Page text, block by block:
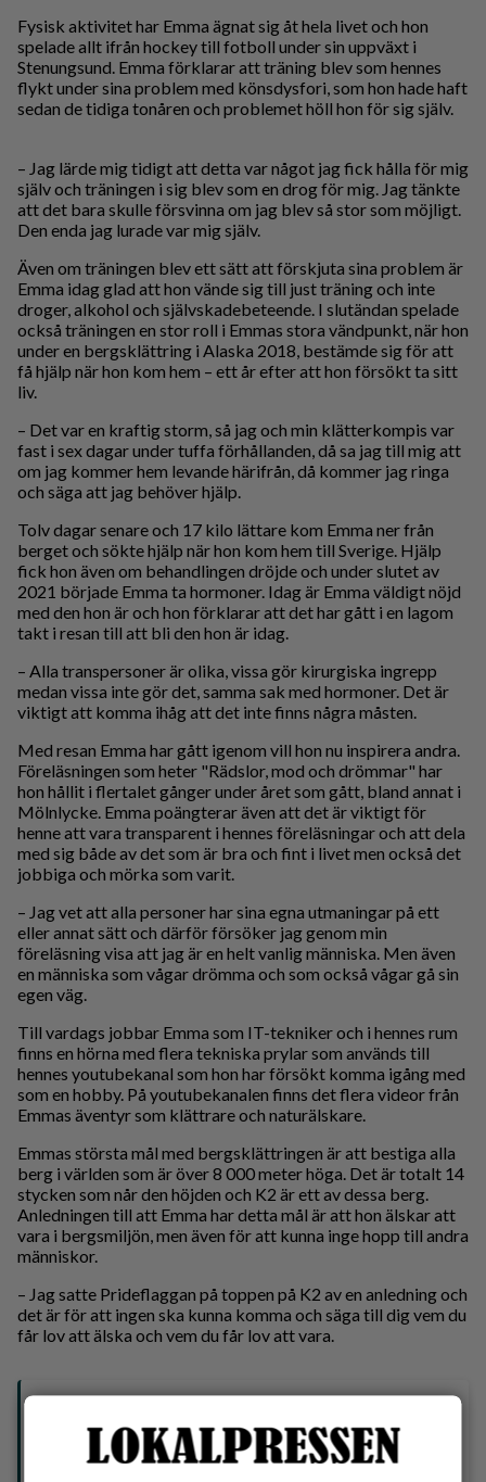
Fysisk aktivitet har Emma ägnat sig åt hela livet och hon
spelade allt ifrån hockey till fotboll under sin uppväxt i
Stenungsund. Emma förklarar att träning blev som hennes
flykt under sina problem med könsdysfori, som hon hade haft
sedan de tidiga tonåren och problemet höll hon för sig själv.
– Jag lärde mig tidigt att detta var något jag fick hålla för mig
själv och träningen i sig blev som en drog för mig. Jag tänkte
att det bara skulle försvinna om jag blev så stor som möjligt.
Den enda jag lurade var mig själv.
Även om träningen blev ett sätt att förskjuta sina problem är
Emma idag glad att hon vände sig till just träning och inte
droger, alkohol och självskadebeteende. I slutändan spelade
också träningen en stor roll i Emmas stora vändpunkt, när hon
under en bergsklättring i Alaska 2018, bestämde sig för att
få hjälp när hon kom hem – ett år efter att hon försökt ta sitt
liv.
– Det var en kraftig storm, så jag och min klätterkompis var
fast i sex dagar under tuffa förhållanden, då sa jag till mig att
om jag kommer hem levande härifrån, då kommer jag ringa
och säga att jag behöver hjälp.
Tolv dagar senare och 17 kilo lättare kom Emma ner från
berget och sökte hjälp när hon kom hem till Sverige. Hjälp
fick hon även om behandlingen dröjde och under slutet av
2021 började Emma ta hormoner. Idag är Emma väldigt nöjd
med den hon är och hon förklarar att det har gått i en lagom
takt i resan till att bli den hon är idag.
– Alla transpersoner är olika, vissa gör kirurgiska ingrepp
medan vissa inte gör det, samma sak med hormoner. Det är
viktigt att komma ihåg att det inte finns några måsten.
Med resan Emma har gått igenom vill hon nu inspirera andra.
Föreläsningen som heter "Rädslor, mod och drömmar" har
hon hållit i flertalet gånger under året som gått, bland annat i
Mölnlycke. Emma poängterar även att det är viktigt för
henne att vara transparent i hennes föreläsningar och att dela
med sig både av det som är bra och fint i livet men också det
jobbiga och mörka som varit.
– Jag vet att alla personer har sina egna utmaningar på ett
eller annat sätt och därför försöker jag genom min
föreläsning visa att jag är en helt vanlig människa. Men även
en människa som vågar drömma och som också vågar gå sin
egen väg.
Till vardags jobbar Emma som IT-tekniker och i hennes rum
finns en hörna med flera tekniska prylar som används till
hennes youtubekanal som hon har försökt komma igång med
som en hobby. På youtubekanalen finns det flera videor från
Emmas äventyr som klättrare och naturälskare.
Emmas största mål med bergsklättringen är att bestiga alla
berg i världen som är över 8 000 meter höga. Det är totalt 14
stycken som når den höjden och K2 är ett av dessa berg.
Anledningen till att Emma har detta mål är att hon älskar att
vara i bergsmiljön, men även för att kunna inge hopp till andra
människor.
– Jag satte Prideflaggan på toppen på K2 av en anledning och
det är för att ingen ska kunna komma och säga till dig vem du
får lov att älska och vem du får lov att vara.
Emma Isgren
Ålder: 43 år
Bor: Sannegården